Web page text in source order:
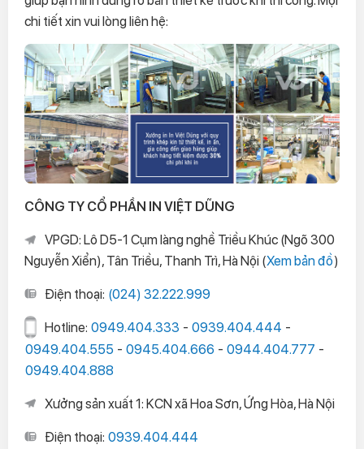
chi tiết xin vui lòng liên hệ:
CÔNG TY CỔ PHẦN IN VIỆT DŨNG
VPGD: Lô D5-1 Cụm làng nghề Triều Khúc (Ngõ 300
Nguyễn Xiển), Tân Triều, Thanh Trì, Hà Nội (Xem bản đồ)
Điện thoại: (024) 32.222.999
Hotline: 0949.404.333 - 0939.404.444 -
0949.404.555 - 0945.404.666 - 0944.404.777 -
0949.404.888
Xưởng sản xuất 1: KCN xã Hoa Sơn, Ứng Hòa, Hà Nội
Điện thoại: 0939.404.444